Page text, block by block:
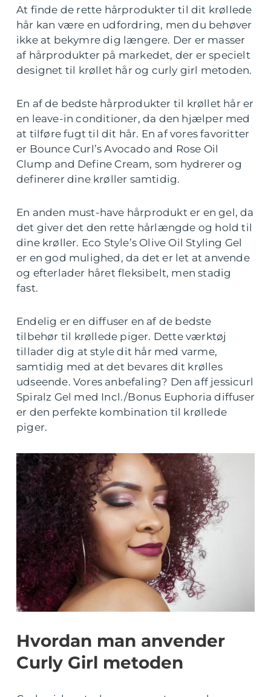
At finde de rette hårprodukter til dit krøllede
hår kan være en udfordring, men du behøver
ikke at bekymre dig længere. Der er masser
af hårprodukter på markedet, der er specielt
designet til krøllet hår og curly girl metoden.
En af de bedste hårprodukter til krøllet hår er
en leave-in conditioner, da den hjælper med
at tilføre fugt til dit hår. En af vores favoritter
er Bounce Curl’s Avocado and Rose Oil
Clump and Define Cream, som hydrerer og
definerer dine krøller samtidig.
En anden must-have hårprodukt er en gel, da
det giver det den rette hårlængde og hold til
dine krøller. Eco Style’s Olive Oil Styling Gel
er en god mulighed, da det er let at anvende
og efterlader håret fleksibelt, men stadig
fast.
Endelig er en diffuser en af de bedste
tilbehør til krøllede piger. Dette værktøj
tillader dig at style dit hår med varme,
samtidig med at det bevares dit krølles
udseende. Vores anbefaling? Den af​f jessicurl
Spiralz Gel med Incl./Bonus Euphoria diffuser
er den perfekte kombination til krøllede
piger.
Hvordan man anvender
Curly Girl metoden